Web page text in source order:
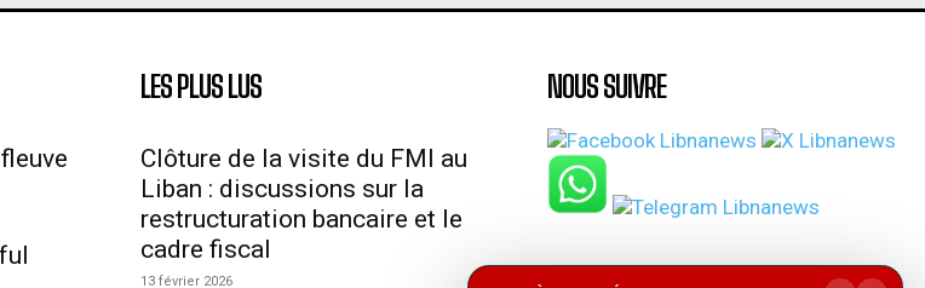
LES PLUS LUS
Clôture de la visite du FMI au
Liban : discussions sur la
restructuration bancaire et le
cadre fiscal
13 février 2026
NOUS SUIVRE